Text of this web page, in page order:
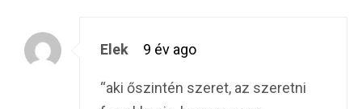
Elek 9 év ago
“aki őszintén szeret, az szeretni